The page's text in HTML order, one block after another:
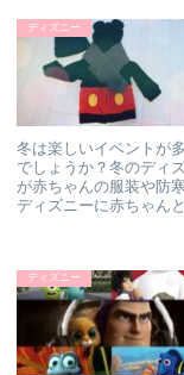
ディズニー
冬は楽しいイベントが
でしょうか？冬のディ
が赤ちゃんの服装や防
ディズニーに赤ちゃん
ディズニー